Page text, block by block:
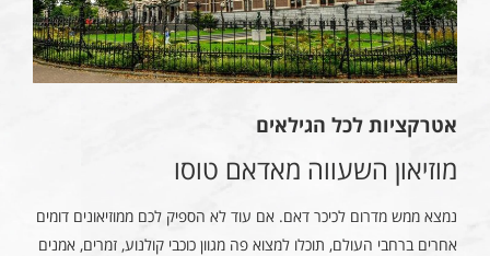
אטרקציות לכל הגילאים
מוזיאון השעווה מאדאם טוסו
נמצא ממש מדרום לכיכר דאם. אם עוד לא הספיק לכם ממוזיאונים דומים
אחרים ברחבי העולם, תוכלו למצוא פה מגוון כוכבי קולנוע, זמרים, אמנים